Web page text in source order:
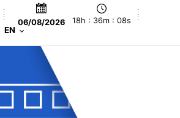
06/08/2026 18h : 36m : 09s
EN